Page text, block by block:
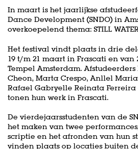
In maart is het jaarlijkse
Dance Development (SNDO) in
overkoepelend thema: STILL WATER
Het festival vindt plaats in drie
19 t/m 21 maart in Frascati en van
Tempel Amsterdam. Afstudeerders
Cheon, Marta Crespo, Anllel Maria,
Rafael Gabryelle Reinata Ferreira
tonen hun werk in Frascati.
De vierdejaarsstudenten van de
het maken van twee
scriptie en het afronden van hun
vinden plaats op locaties buiten